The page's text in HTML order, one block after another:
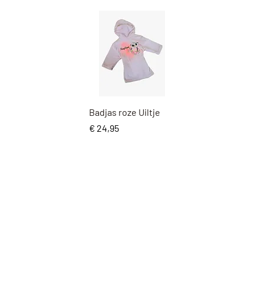
Snel overzicht
Badjas roze Uiltje
Prijs
€ 24,95